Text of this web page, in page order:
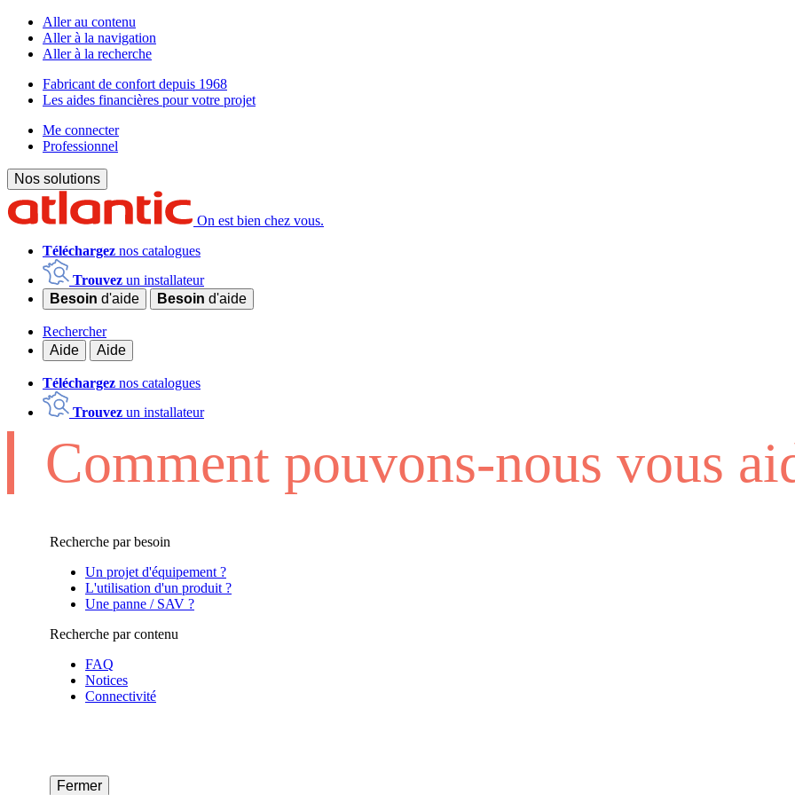
Aller au contenu
Aller à la navigation
Aller à la recherche
Fabricant de confort depuis 1968
Les aides financières pour votre projet
Me connecter
Professionnel
Nos solutions
On est bien chez vous.
Téléchargez nos catalogues
Trouvez un installateur
Besoin d'aide Besoin d'aide
Rechercher
Aide
Aide
Téléchargez nos catalogues
Trouvez un installateur
Comment pouvons-nous vous
Recherche par besoin
Un projet d'équipement ?
L'utilisation d'un produit ?
Une panne / SAV ?
Recherche par contenu
FAQ
Notices
Connectivité
Fermer